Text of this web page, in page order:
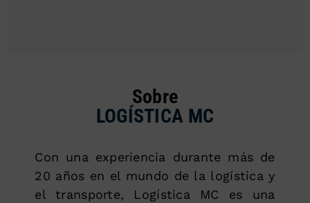
Sobre
LOGÍSTICA MC
Con una experiencia durante más de
20 años en el mundo de la logística y
el transporte, Logística MC es una